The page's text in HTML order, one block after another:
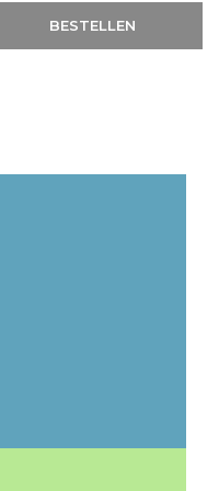
BESTELLEN